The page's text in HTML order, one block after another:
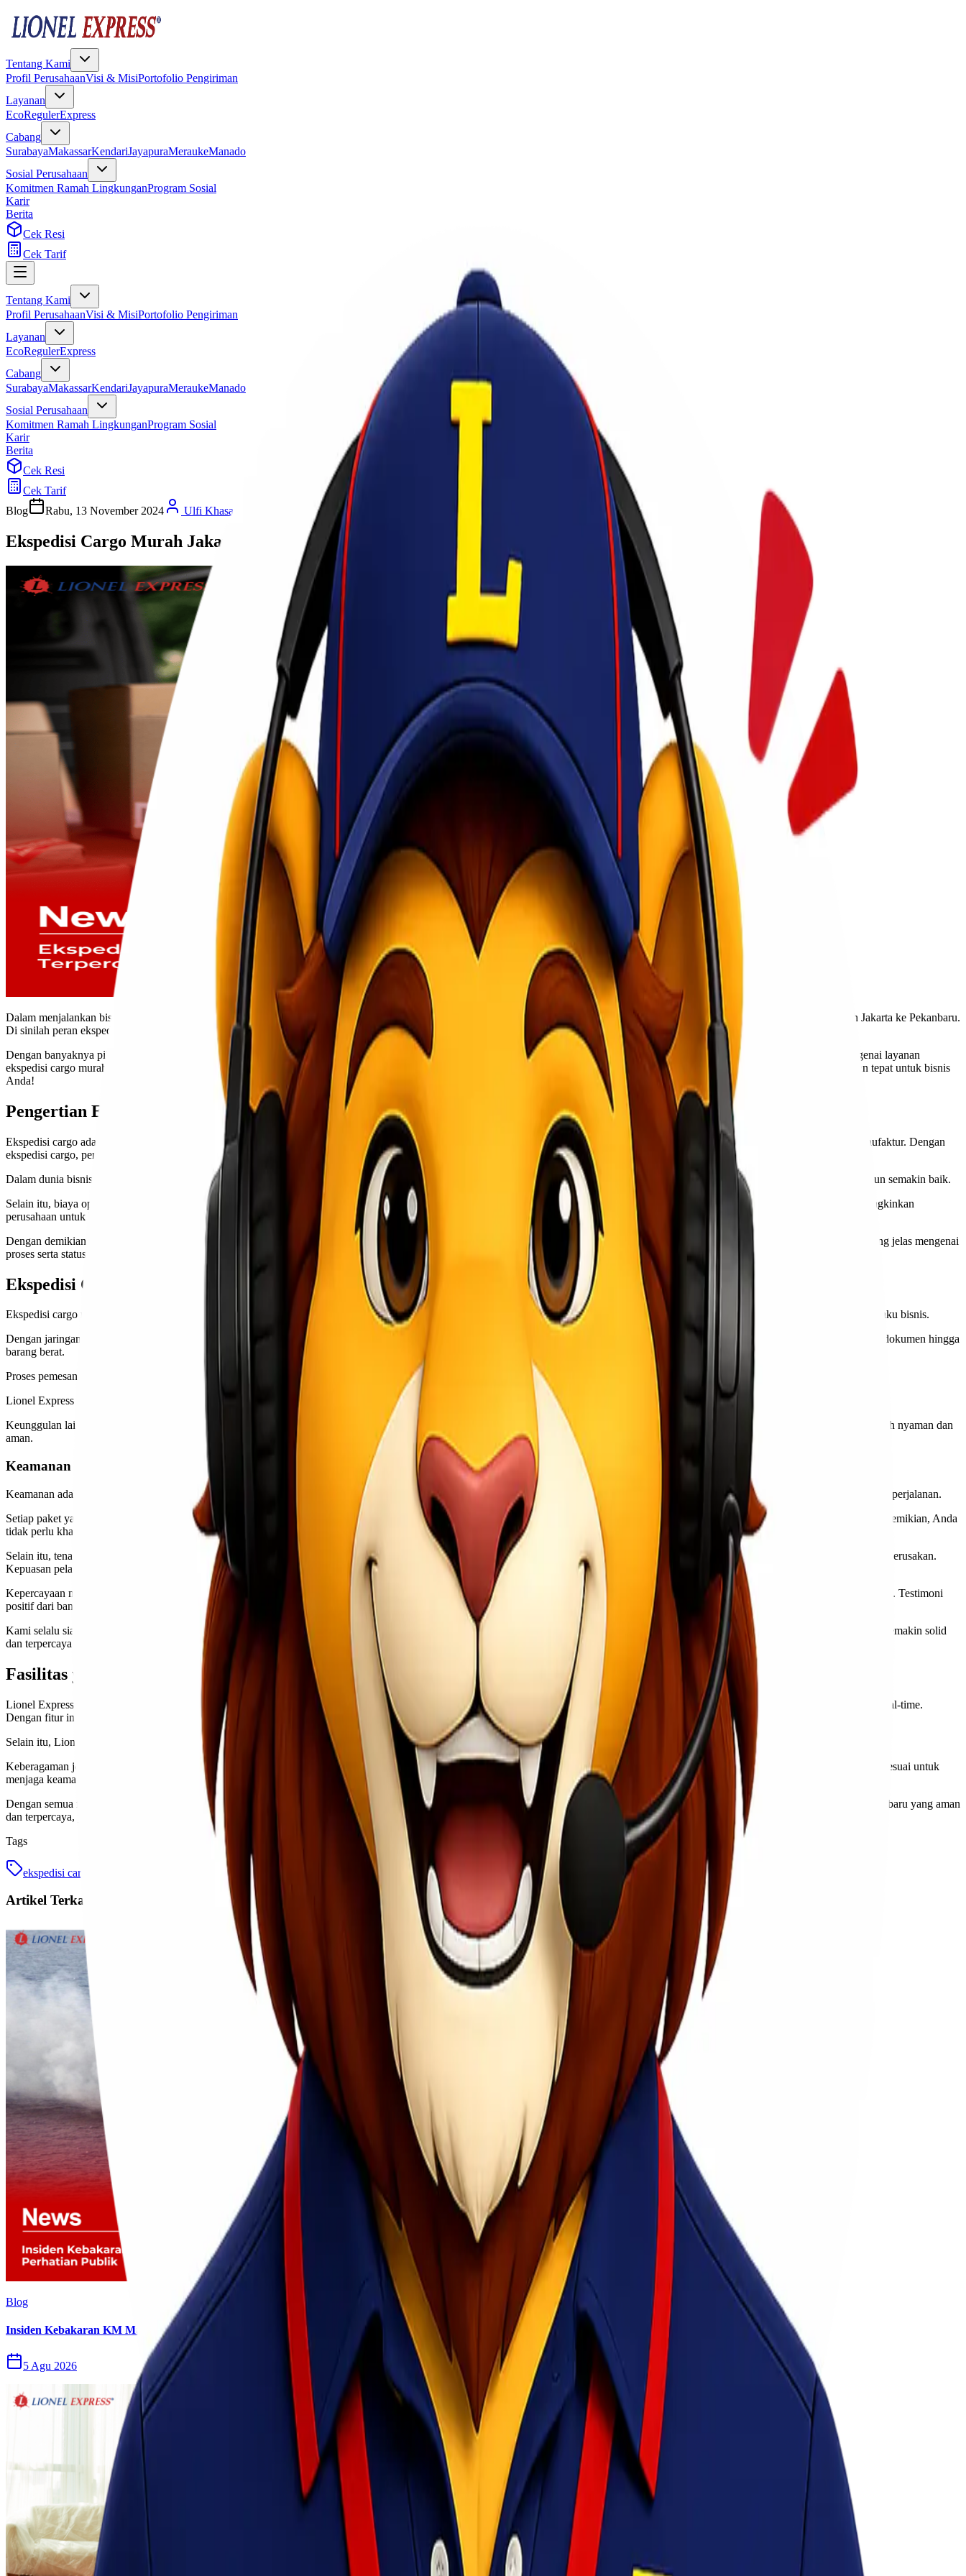
Tentang Kami
Profil PerusahaanVisi & MisiPortofolio Pengiriman
Layanan
EcoRegulerExpress
Cabang
SurabayaMakassarKendariJayapuraMeraukeManado
Sosial Perusahaan
Komitmen Ramah LingkunganProgram Sosial
Karir
Berita
Cek Resi
Cek Tarif
Tentang Kami
Profil PerusahaanVisi & MisiPortofolio Pengiriman
Layanan
EcoRegulerExpress
Cabang
SurabayaMakassarKendariJayapuraMeraukeManado
Sosial Perusahaan
Komitmen Ramah LingkunganProgram Sosial
Karir
Berita
Cek Resi
Cek Tarif
Blog
Rabu, 13 November 2024 Ulfi Khasanah
Ekspedisi Cargo Murah Jakarta Pekanbaru Aman dan Terpercaya!
Dalam menjalankan bisnis, pengiriman barang menjadi salah satu hal yang sangat krusial. Terutama bagi mereka yang memiliki pelanggan di berbagai daerah. Salah satu rute penting adalah Jakarta ke Pekanbaru.
Di sinilah peran ekspedisi cargo murah sangat dibutuhkan. Anda pasti ingin menemukan layanan yang tidak hanya terjangkau tetapi juga aman dan terpercaya.
Dengan banyaknya pilihan, mungkin Anda merasa bingung menentukan mana yang terbaik untuk kebutuhan Anda. Namun, jangan khawatir! Kami hadir untuk memberikan informasi mengenai layanan
ekspedisi cargo murah dari Jakarta ke Pekanbaru melalui Lionel Express. Mari kita telusuri lebih dalam tentang apa itu ekspedisi cargo dan mengapa memilih Lionel Express adalah keputusan tepat untuk bisnis
Anda!
Pengertian Ekspedisi Cargo dan Pentingnya dalam Bisnis
Ekspedisi cargo adalah layanan pengiriman barang dalam jumlah besar dari satu lokasi ke lokasi lain. Layanan ini sangat penting bagi berbagai jenis bisnis, mulai dari perdagangan hingga manufaktur. Dengan
ekspedisi cargo, perusahaan dapat memastikan barang-barang mereka sampai ke tujuan dengan aman dan tepat waktu.
Dalam dunia bisnis yang kompetitif, efisiensi adalah kunci. Proses pengiriman yang cepat dan handal mampu meningkatkan kepuasan pelanggan. Ketika pelanggan puas, reputasi perusahaan pun semakin baik.
Selain itu, biaya operasional juga menjadi pertimbangan utama. Menggunakan jasa ekspedisi cargo murah membantu mengurangi pengeluaran tanpa mengorbankan kualitas layanan. Ini memungkinkan
perusahaan untuk lebih fokus pada pengembangan produk atau layanan lainnya.
Dengan demikian, pemilihan penyedia jasa ekspedisi yang tepat bukan hanya soal harga tetapi juga tentang keamanan dan keandalan dalam setiap pengiriman barang. Ketersediaan informasi yang jelas mengenai
proses serta status kiriman akan memberikan keuntungan lebih bagi pelaku usaha di era digital saat ini.
Ekspedisi Cargo Murah dari Jakarta ke Pekanbaru via Lionel Express
Ekspedisi cargo murah dari Jakarta ke Pekanbaru kini semakin mudah dengan layananLionel Express
. Perusahaan ini menawarkan solusi pengiriman yang efisien dan terjangkau bagi semua pelaku bisnis.
Dengan jaringan yang luas, Lionel Express memastikan barang Anda sampai tepat waktu. Berbagai pilihan
tersedia untuk memenuhi kebutuhan pengiriman Anda, mulai dari dokumen hingga
barang berat.
Proses pemesanan juga sangat sederhana. Cukup kunjungi website mereka atau hubungi customer service untuk mendapatkan informasi lebih lanjut tentang tarif dan estimasi waktu tiba.
Lionel Express mengutamakan kepuasan pelanggan dengan memberikan transparansi dalam setiap transaksi. Tak perlu khawatir tentang biaya tersembunyi atau pelayanan yang kurang memadai.
Keunggulan lainnya adalah kemampuan tracking secara real-time. Pelanggan dapat memantau status pengiriman kapan saja dan di mana saja, menjadikan pengalaman kirim-mengirim menjadi lebih nyaman dan
aman.
Keamanan dan Kepercayaan Menggunakan Lionel Express
Keamanan adalah prioritas utama dalam setiap layanan pengiriman. Lionel Express memahami betul hal ini dan telah menerapkan berbagai langkah untuk menjaga barang Anda tetap aman selama perjalanan.
Setiap paket yang dikirimkan melalui Lionel Express dilengkapi dengan sistem pelacakan real-time. Ini memungkinkan Anda untuk memantau posisi barang kapan saja dan di mana saja. Dengan demikian, Anda
tidak perlu khawatir tentang keberadaan kiriman.
Selain itu, tenaga kerja yang terlatih juga berkontribusi besar terhadap keamanan pengiriman. Kurir kami tahu bagaimana memperlakukan barang dengan hati-hati agar sampai ke tujuan tanpa ada kerusakan.
Kepuasan pelanggan adalah misi kami.
Kepercayaan merupakan fondasi hubungan antara penyedia jasa dan pelanggan. Lionel Express telah membangun reputasi sebagai ekspedisi cargo murah Jakarta Pekanbaru yang dapat diandalkan. Testimoni
positif dari banyak klien menjadi bukti kualitas layanan kita.
Kami selalu siap membantu menjawab pertanyaan atau memberikan informasi lebih lanjut kepada pelanggan sebelum dan setelah pengiriman dilakukan. Komunikasi terbuka membuat hubungan semakin solid
dan terpercaya antara kami dan pengguna jasa.
Fasilitas yang Ditawarkan oleh Lionel Express
Lionel Express menawarkan berbagai fasilitas yang membuat pengalaman pengiriman barang menjadi lebih mudah dan nyaman. Salah satu keunggulan mereka adalah layanan pelacakan secara real-time.
Dengan fitur ini, Anda dapat memantau posisi kiriman kapan saja dan di mana saja.
Selain itu, Lionel Express juga memiliki tim customer service yang siap membantu setiap waktu. Jika ada pertanyaan atau kendala, Anda bisa menghubungi mereka tanpa kesulitan.
Keberagaman jenis kendaraan yang digunakan juga menjadi salah satu faktor penting dalam layanan ekspedisi ini. Mereka memastikan bahwa barang Anda akan dikirim dengan kendaraan yang sesuai untuk
menjaga keamanan serta kondisi barang selama perjalanan.
Dengan semua fasilitas tersebut, Lionel Express benar-benar berkomitmen untuk memberikan pelayanan terbaik bagi para pelanggan. Jadi, jika Anda mencari ekspedisi cargo murah Jakarta Pekanbaru yang aman
dan terpercaya, pilihan tepat jatuh pada Lionel Express!
Tags
ekspedisi cargo murah
Artikel Terkait
Blog
Insiden Kebakaran KM Mutiara Sentosa II Menjadi Perhatian Publik
5 Agu 2026